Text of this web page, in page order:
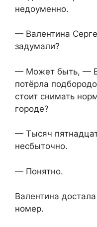
недоуменно.
— Валентина
задумали?
— Может быть, —
потёрла
стоит снимать
городе?
— Тысяч
несбыточно.
— Понятно.
Валентина
номер.